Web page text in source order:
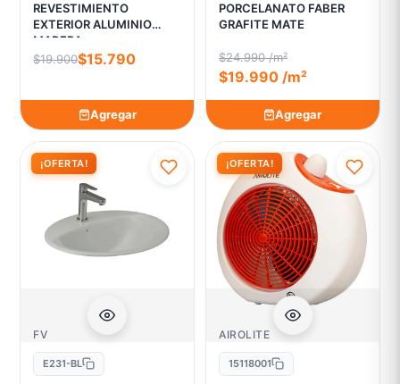
REVESTIMIENTO
EXTERIOR ALUMINIO
MADERA
$19.900$15.790
Agregar
PORCELANATO FABER
GRAFITE MATE
$24.990 /m²
$19.990 /m²
Agregar
¡OFERTA!
FV
E231-BL
¡OFERTA!
AIROLITE
15118001